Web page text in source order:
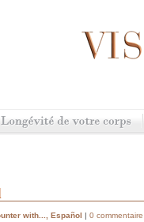
with..., Español | 0 commentaire